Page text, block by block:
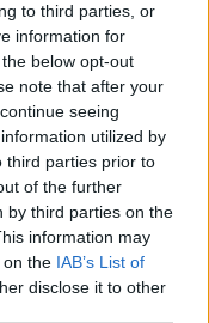
to third parties, or
information for
below opt-out
note that after your
seeing
utilized by
third parties prior to
of the further
by third parties on the
information may
on the IAB’s List of
disclose it to other
οι
Τρίπολης
ζώα μαζεμένα
θα πιαστεί
να βρούμε